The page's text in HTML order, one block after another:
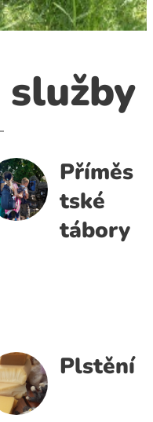
služby
Příměs
tské
tábory
Plstění